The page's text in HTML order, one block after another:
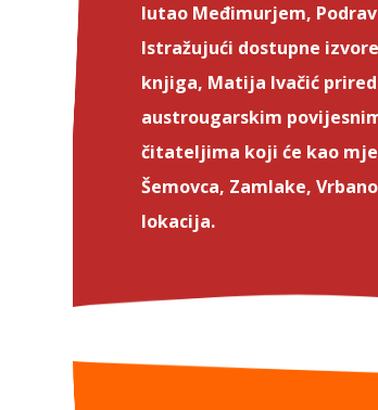
lutao Međimurjem,
Istražujući dostupne
knjiga, Matija Ivačić
austrougarskim
čitateljima koji će kao
Šemovca, Zamlake,
lokacija.